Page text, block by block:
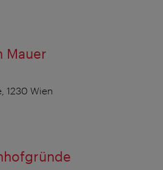
Mauer
1230 Wien